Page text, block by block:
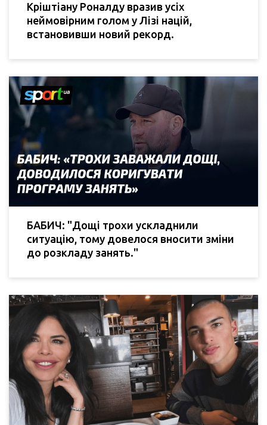
Кріштіану Роналду вразив усіх
неймовірним голом у Лізі націй,
встановивши новий рекорд.
БАБИЧ: "Дощі трохи ускладнили
ситуацію, тому довелося вносити зміни
до розкладу занять."